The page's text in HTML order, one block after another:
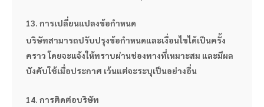
13. การเปลี่ยนแปลงข้อกำหนด
บริษัทสามารถปรับปรุงข้อกำหนดและเงื่อนไขได้เป็นครั้ง
คราว โดยจะแจ้งให้ทราบผ่านช่องทางที่เหมาะสม และมีผล
บังคับใช้เมื่อประกาศ เว้นแต่จะระบุเป็นอย่างอื่น
14. การติดต่อบริษัท